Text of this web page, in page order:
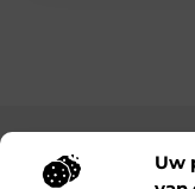
Uw
Main Links